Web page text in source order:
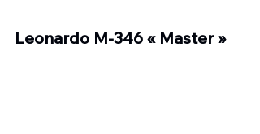
Leonardo M-346 « Master »